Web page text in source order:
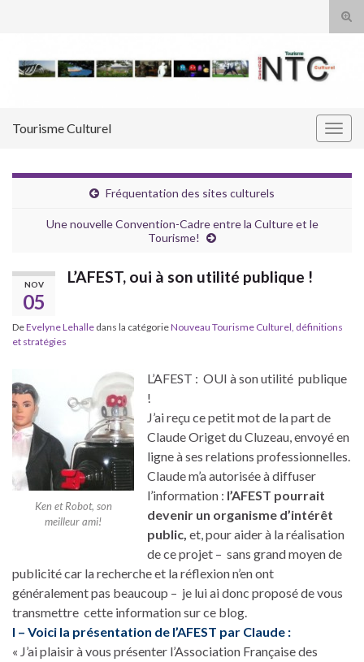
Tourisme Culturel
Fréquentation des sites culturels
Une nouvelle Convention-Cadre entre la Culture et le
Tourisme!
NOV
05
L’AFEST, oui à son utilité publique !
DeEvelyne Lehalle dans la catégorieNouveau Tourisme Culturel, définitions
et stratégies
Ken et Robot, son
meilleur ami!
L’AFEST : OUI à son utilité publique
!
J’ai reçu ce petit mot de la part de
Claude Origet du Cluzeau, envoyé en
ligne à ses relations professionnelles.
Claude m’a autorisée à diffuser
l’information : l’AFEST pourrait
devenir un organisme d’intérêt
public, et, pour aider à la réalisation
de ce projet – sans grand moyen de
publicité car la recherche et la réflexion n’en ont
généralement pas beaucoup – je lui ai donc proposé de vous
transmettre cette information sur ce blog.
I – Voici la présentation de l’AFEST par Claude :
« J’ai plaisir à vous présenter l’Association Française des